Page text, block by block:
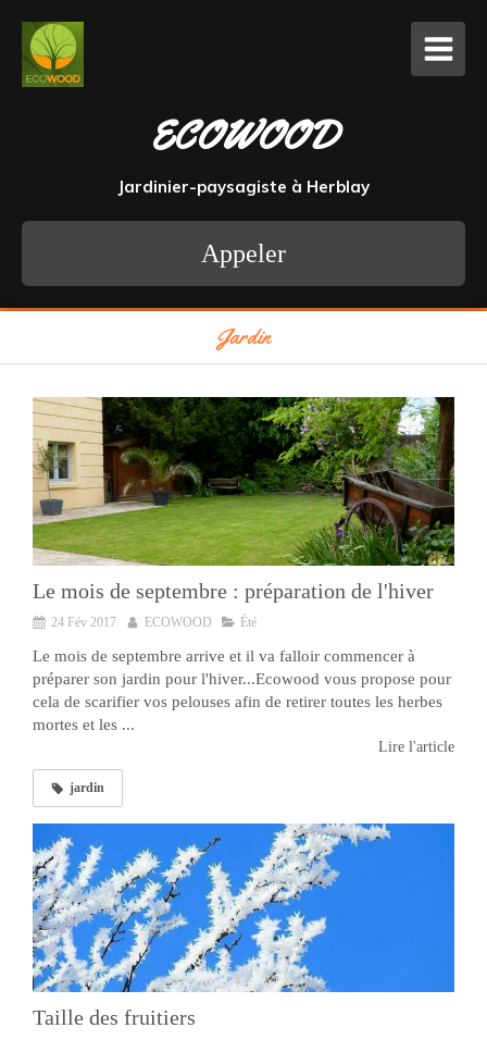
ECOWOOD
Jardinier-paysagiste à Herblay
Appeler
Jardin
Le mois de septembre : préparation de l'hiver
24 Fév 2017 ECOWOOD Été
Le mois de septembre arrive et il va falloir commencer à
préparer son jardin pour l'hiver...Ecowood vous propose pour
cela de scarifier vos pelouses afin de retirer toutes les herbes
mortes et les ...
Lire l'article
jardin
Taille des fruitiers